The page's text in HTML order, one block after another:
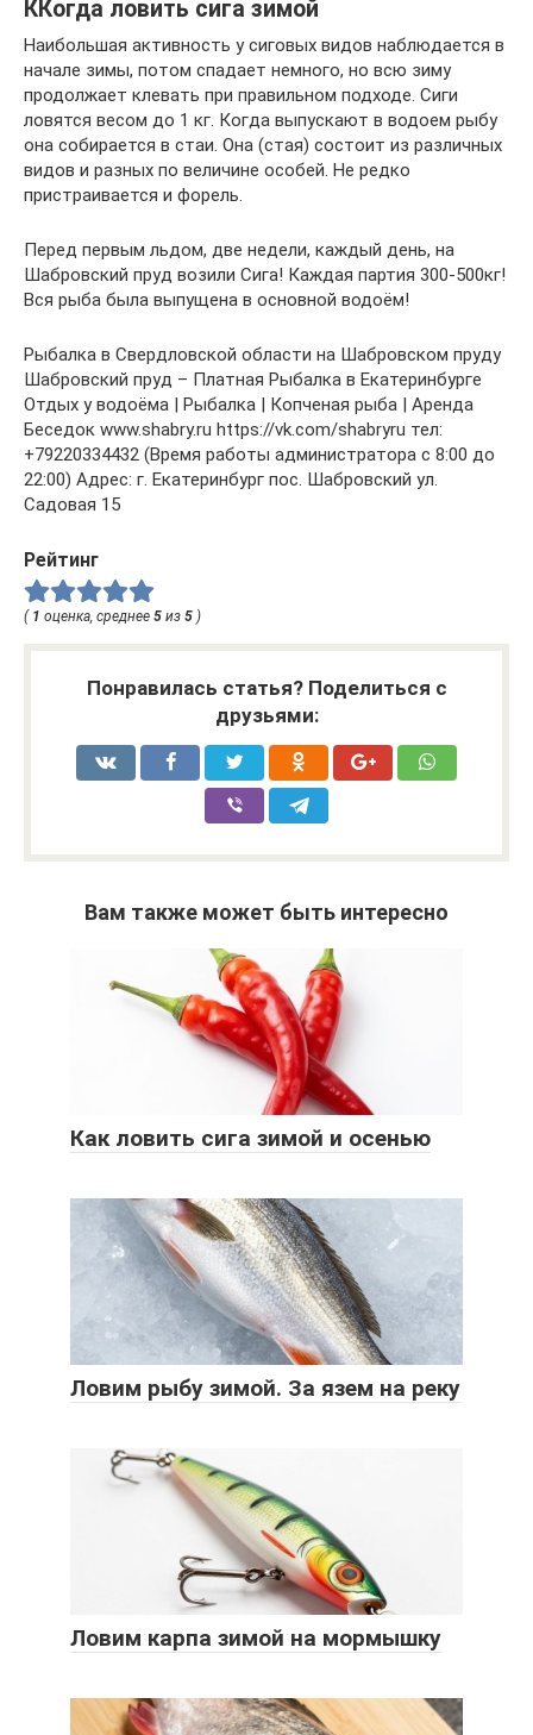
ККогда ловить сига зимой
Наибольшая активность у сиговых видов наблюдается в
начале зимы, потом спадает немного, но всю зиму
продолжает клевать при правильном подходе. Сиги
ловятся весом до 1 кг. Когда выпускают в водоем рыбу
она собирается в стаи. Она (стая) состоит из различных
видов и разных по величине особей. Не редко
пристраивается и форель.
Перед первым льдом, две недели, каждый день, на
Шабровский пруд возили Сига! Каждая партия 300-500кг!
Вся рыба была выпущена в основной водоём!
Рыбалка в Свердловской области на Шабровском пруду
Шабровский пруд – Платная Рыбалка в Екатеринбурге
Отдых у водоёма | Рыбалка | Копченая рыба | Аренда
Беседок www.shabry.ru https://vk.com/shabryru тел:
+79220334432 (Время работы администратора с 8:00 до
22:00) Адрес: г. Екатеринбург пос. Шабровский ул.
Садовая 15
Рейтинг
( 1 оценка, среднее 5 из 5 )
Понравилась статья? Поделиться с
друзьями:
Вам также может быть интересно
Как ловить сига зимой и осенью
Ловим рыбу зимой. За язем на реку
Ловим карпа зимой на мормышку